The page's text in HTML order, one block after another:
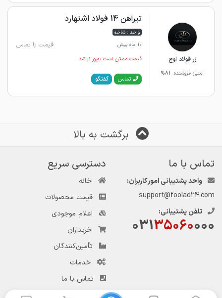
زر فولاد اوج
امتیاز فروشنده: 81%
تیرآهن 14 فولاد اشتهارد
واحد : شاخه
10 ماه پیش
قیمت با تماس
قیمت ممکن است به‌روز نباشد
تماس گفتگو
برگشت به بالا
تماس با ما
واحد پشتیبانی امور کاربران:
support@foolad24.com
تلفن پشتیبانی:
03135060000
دسترسی سریع
خانه
قیمت محصولات
اعلام موجودی
خریداران
تأمین‌کنندگان
خدمات
تماس با ما